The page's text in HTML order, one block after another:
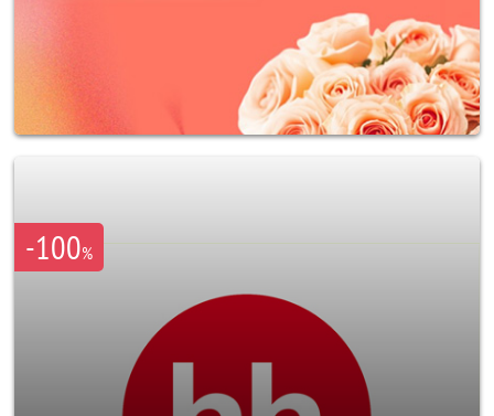
-100%